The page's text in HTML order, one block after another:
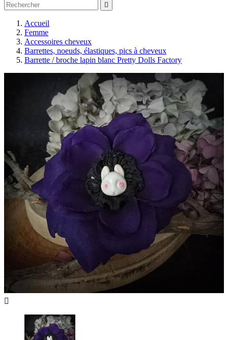

Accueil
Femme
Accessoires cheveux
Barrettes, noeuds, élastiques, pics à cheveux
Barrette / broche lapin blanc Pretty Dolls Factory
